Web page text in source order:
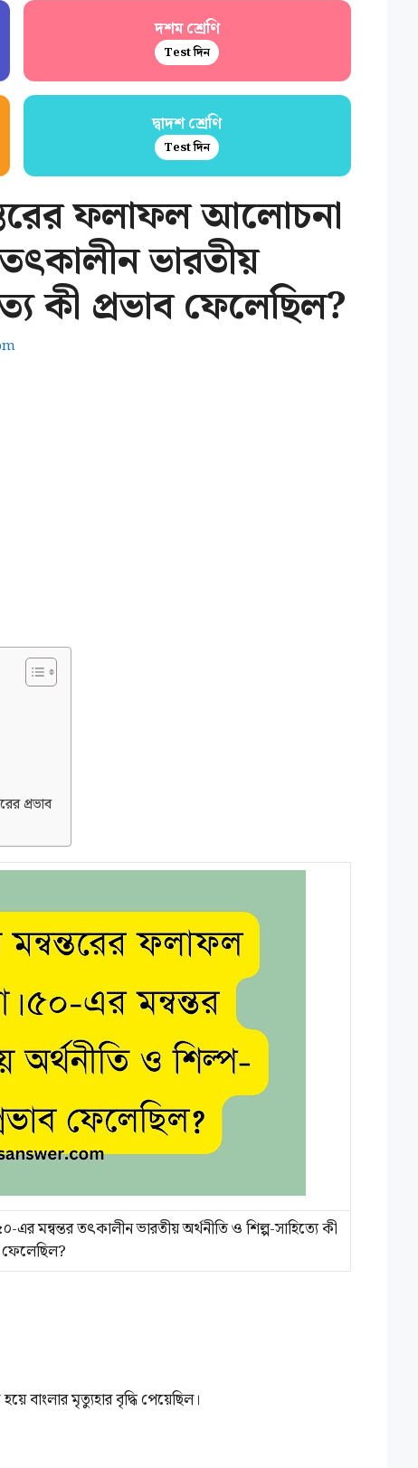
দশম শ্রেণি
Test দিন
দ্বাদশ শ্রেণি
Test দিন
ফলাফল আলোচনা
ভারতীয়
কী প্রভাব ফেলেছিল?
প্রভাব
মন্বন্তর তৎকালীন ভারতীয় অর্থনীতি ও শিল্প-সাহিত্যে কী
ফেলেছিল?
বাংলার মৃত্যুহার বৃদ্ধি পেয়েছিল।